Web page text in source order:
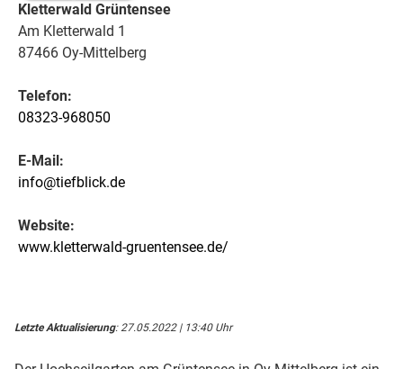
Kletterwald Grüntensee
Am Kletterwald 1
87466 Oy-Mittelberg
Telefon:
08323-968050
E-Mail:
info@tiefblick.de
Website:
www.kletterwald-gruentensee.de/
Letzte Aktualisierung: 27.05.2022 | 13:40 Uhr